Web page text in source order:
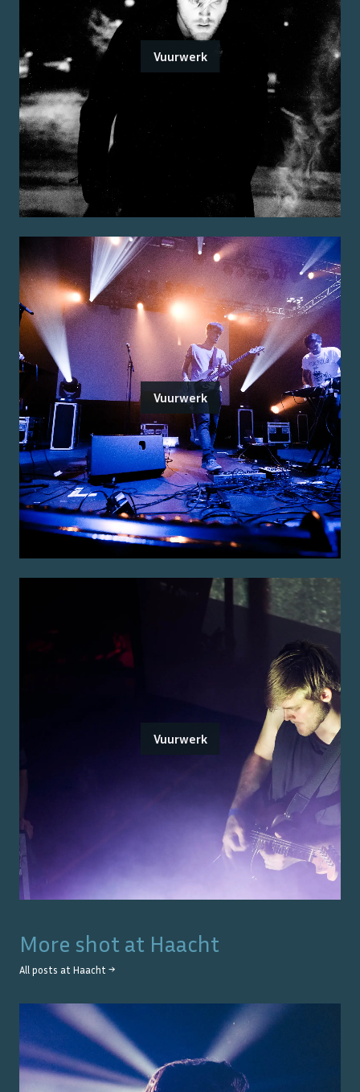
Vuurwerk
Vuurwerk
Vuurwerk
More shot at Haacht
All posts at Haacht →